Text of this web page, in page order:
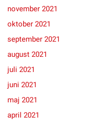
november 2021
oktober 2021
september 2021
august 2021
juli 2021
juni 2021
maj 2021
april 2021